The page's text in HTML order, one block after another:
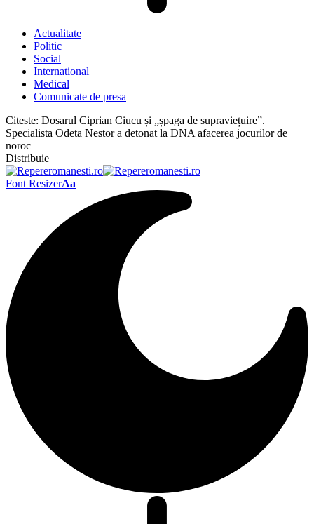
Actualitate
Politic
Social
International
Medical
Comunicate de presa
Citeste: Dosarul Ciprian Ciucu și „șpaga de supraviețuire”.
Specialista Odeta Nestor a detonat la DNA afacerea jocurilor de
noroc
Distribuie
Font ResizerAa